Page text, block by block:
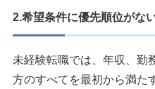
2.希望条件に優先順位がな
未経験転職では、年収、勤
方のすべてを最初から満た